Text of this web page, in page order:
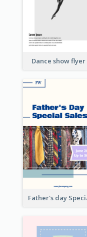
Dance show flyer